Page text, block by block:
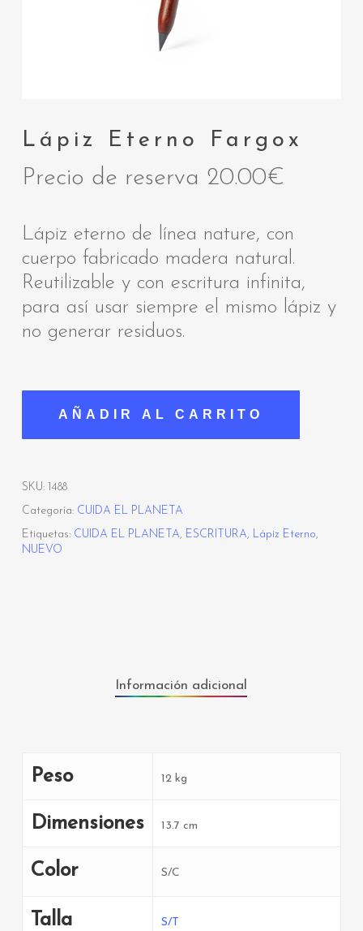
Lápiz Eterno Fargox
Precio de reserva 20.00€
Lápiz eterno de línea nature, con
cuerpo fabricado madera natural.
Reutilizable y con escritura infinita,
para así usar siempre el mismo lápiz y
no generar residuos.
AÑADIR AL CARRITO
SKU: 1488
Categoría: CUIDA EL PLANETA
Etiquetas: CUIDA EL PLANETA, ESCRITURA, Lápiz Eterno,
NUEVO
Información adicional
Peso 12 kg
Dimensiones 13.7 cm
Color S/C
Talla S/T